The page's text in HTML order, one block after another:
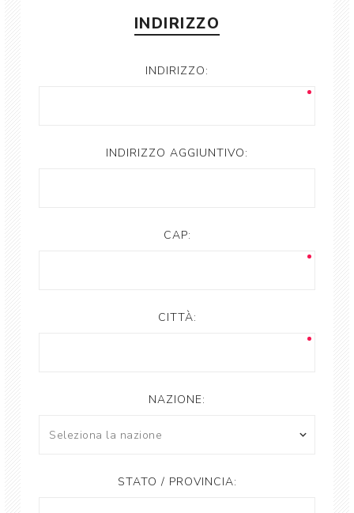
INDIRIZZO
INDIRIZZO:
INDIRIZZO AGGIUNTIVO:
CAP:
CITTÀ:
NAZIONE:
STATO / PROVINCIA: